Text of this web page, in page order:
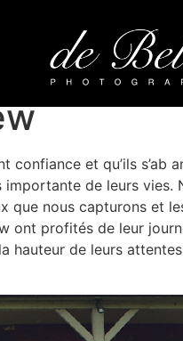
et qu’ils s’ab
de leurs
que nous capturons et
ont profités de leur
hauteur de leurs